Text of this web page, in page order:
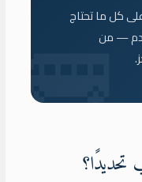
كل ما تحتاج
— من